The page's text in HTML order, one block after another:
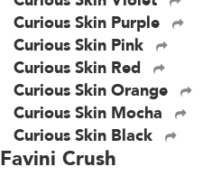
Curious Skin Purple
Curious Skin Pink
Curious Skin Red
Curious Skin Orange
Curious Skin Mocha
Curious Skin Black
Favini Crush